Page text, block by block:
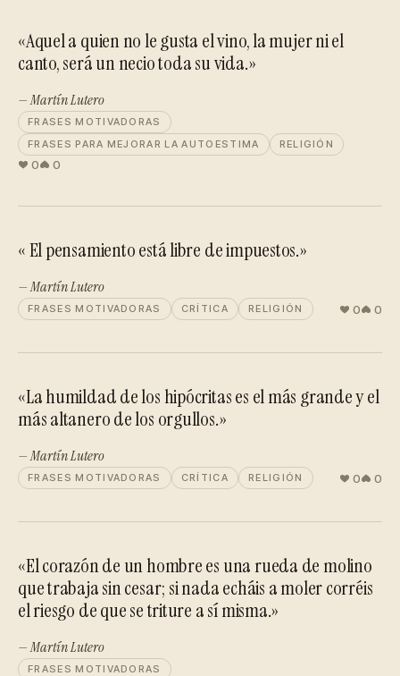
«Aquel a quien no le gusta el vino, la mujer ni el
canto, será un necio toda su vida.»
— Martín Lutero
FRASES MOTIVADORAS
FRASES PARA MEJORAR LA AUTOESTIMA
RELIGIÓN
0 0
« El pensamiento está libre de impuestos.»
— Martín Lutero
FRASES MOTIVADORAS CRÍTICA RELIGIÓN 0 0
«La humildad de los hipócritas es el más grande y el
más altanero de los orgullos.»
— Martín Lutero
FRASES MOTIVADORAS CRÍTICA RELIGIÓN 0 0
«El corazón de un hombre es una rueda de molino
que trabaja sin cesar; si nada echáis a moler corréis
el riesgo de que se triture a sí misma.»
— Martín Lutero
FRASES MOTIVADORAS